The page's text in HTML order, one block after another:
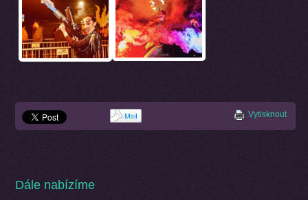
Vytisknout
Dále nabízíme